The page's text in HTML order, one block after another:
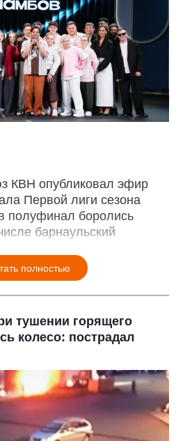
КВН опубликовал эфир
Первой лиги сезона
полуфинал боролись
барнаульский
полностью
тушении горящего
колесо: пострадал